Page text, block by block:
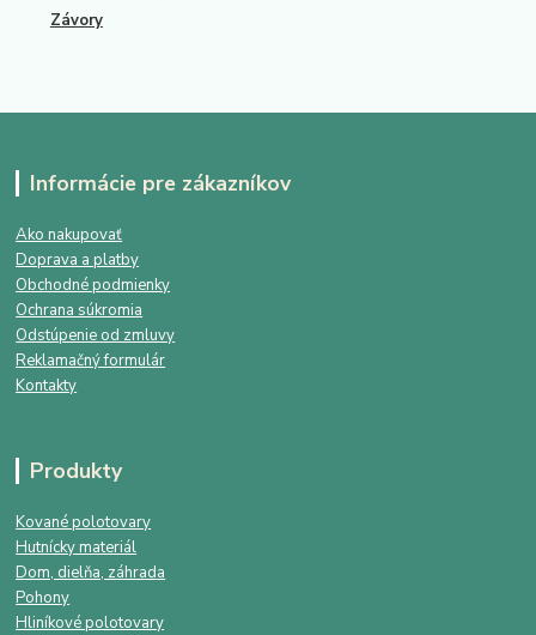
Závory
Informácie pre zákazníkov
Ako nakupovať
Doprava a platby
Obchodné podmienky
Ochrana súkromia
Odstúpenie od zmluvy
Reklamačný formulár
Kontakty
Produkty
Kované polotovary
Hutnícky materiál
Dom, dielňa, záhrada
Pohony
Hliníkové polotovary